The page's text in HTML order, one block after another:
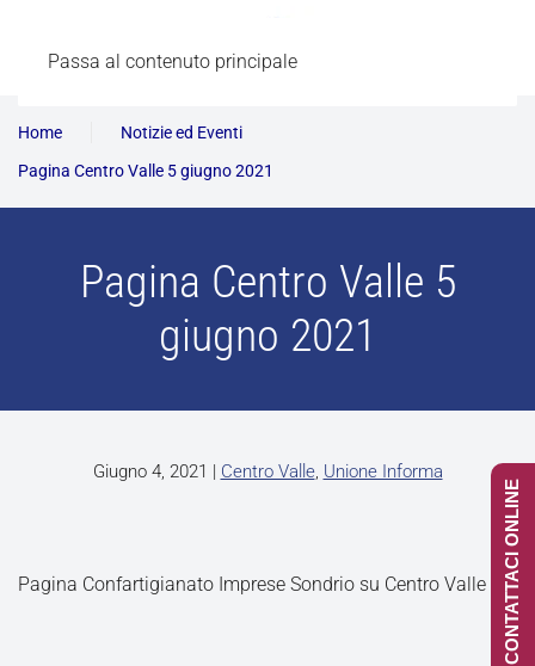
Passa al contenuto principale
Home
Notizie ed Eventi
Pagina Centro Valle 5 giugno 2021
Pagina Centro Valle 5
giugno 2021
Giugno 4, 2021 | Centro Valle, Unione Informa
Pagina Confartigianato Imprese Sondrio su Centro Valle CONTATTACI ONLINE